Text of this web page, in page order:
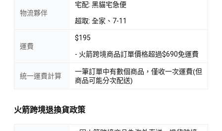
物流夥伴
宅配: 黑貓宅急便
超取: 全家、7-11
運費
$195
- 火箭跨境商品訂單價格超過$690免運費
統一運費計算
一筆訂單中有數個商品，僅收一次運費(但
商品可能分次配送)
火箭跨境退換貨政策